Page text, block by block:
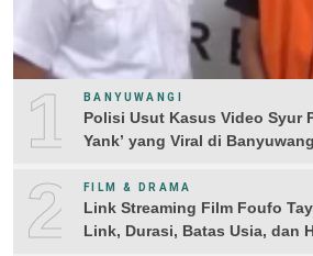
1 BANYUWANGI
Polisi Usut Kasus Video Syur
Yank’ yang Viral di
2 FILM & DRAMA
Link Streaming Film Foufo
Link, Durasi, Batas Usia, dan